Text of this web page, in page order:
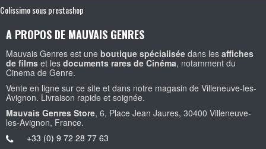
Colissimo sous prestashop
A PROPOS DE MAUVAIS GENRES
Mauvais Genres est une boutique spécialisée dans les affiches
de films et les documents rares de Cinéma, notamment du
Cinema de Genre.
Vente en ligne sur ce site et dans notre magasin de Villeneuve-les-
Avignon. Livraison rapide et soignée.
Mauvais Genres Store, 6, Place Jean Jaures, 30400 Villeneuve-
les-Avignon, France.
+33 (0) 9 72 28 77 63